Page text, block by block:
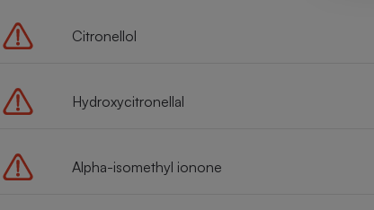
Citronellol
Hydroxycitronellal
Alpha-isomethyl ionone